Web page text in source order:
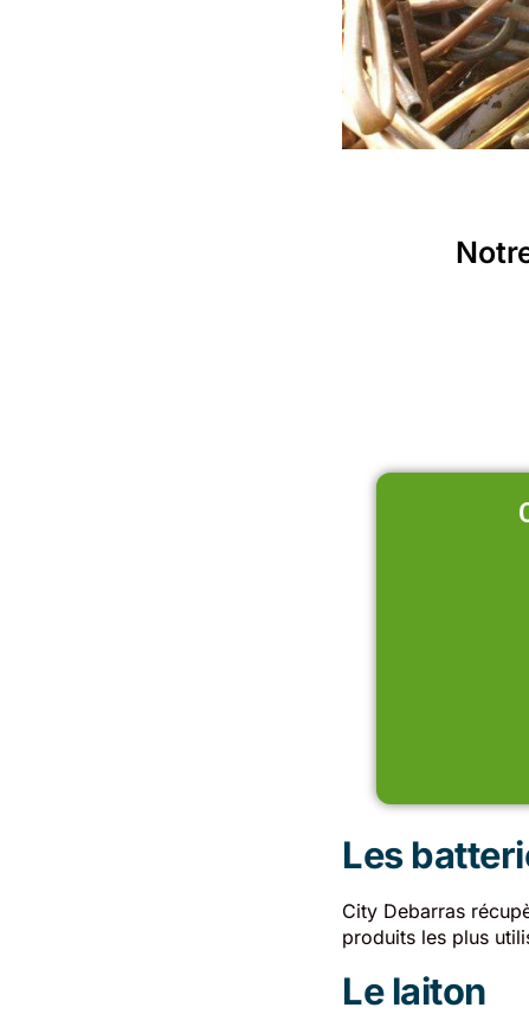
Les
City Debarras
produits les plus
Le laiton